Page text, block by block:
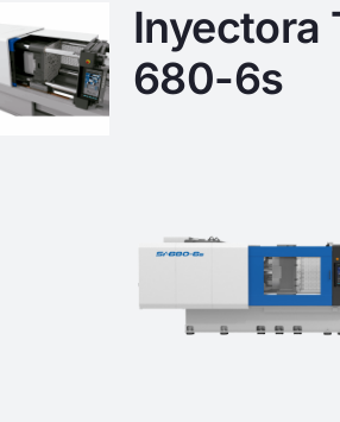
Inyectora
680-6s